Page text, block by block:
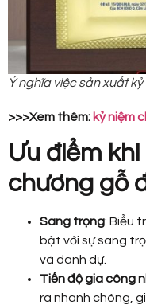
Ý nghĩa việc sản xuất
>>>Xem thêm: kỷ niệm
Ưu điểm
chương gỗ
Sang trọng: Biểu
bật với sự sang
và danh dự.
Tiến độ gia công
ra nhanh chóng,